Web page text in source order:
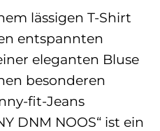
lässigen T-Shirt
entspannten
eleganten Bluse
besonderen
fit-Jeans
DNM NOOS“ ist ein